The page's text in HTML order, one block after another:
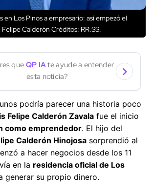
en Los Pinos a empresario: así empezó el
Calderón Créditos: RR.SS.
que QP IAte ayude a entender
esta noticia?
podría parecer una historia poco
Felipe Calderón Zavala fue el inicio
como emprendedor. El hijo del
Calderón Hinojosa sorprendió al
a hacer negocios desde los 11
en la residencia oficial de Los
generar su propio dinero.